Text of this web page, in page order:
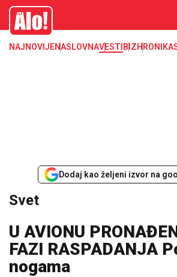
Svet, Ruske vesti, Planeta, Region
Alo
NAJNOVIJENASLOVNAVESTI BIZHRONIKA
Dodaj kao željeni izvor na
Svet
U AVIONU
FAZI RASPADANJA
nogama